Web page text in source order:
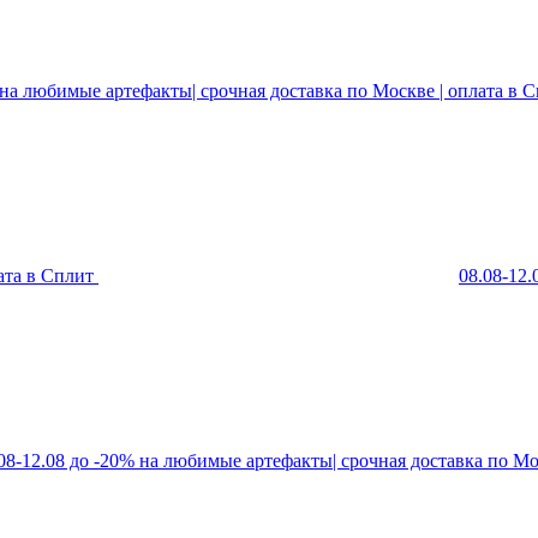
любимые артефакты| срочная доставка по Москве | оплата в
в Сплит 08.08-
12.08 до -20% на любимые артефакты| срочная доставка по